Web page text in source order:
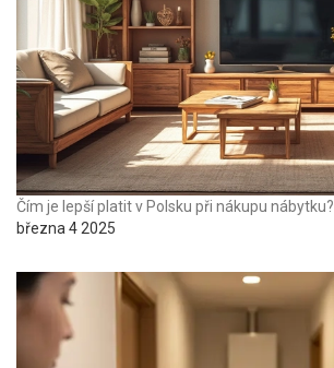
Čím je lepší platit v Polsku při nákupu nábytku?
března 4 2025